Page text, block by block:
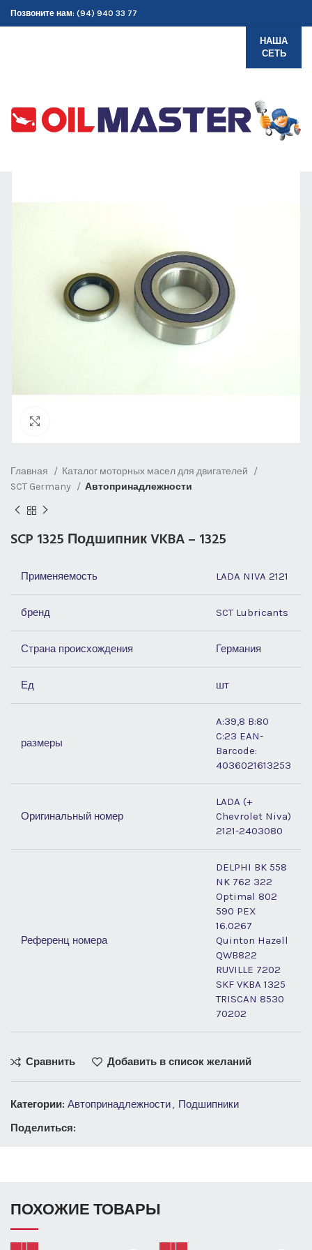
Позвоните нам: (94) 940 33 77
НАША
СЕТЬ
Главная
Каталог моторных масел для двигателей
SCT Germany
Автопринадлежности
SCP 1325 Подшипник VKBA – 1325
Применяемость LADA NIVA 2121
бренд SCT Lubricants
Страна происхождения Германия
Ед шт
размеры
A:39,8 B:80
C:23 EAN-
Barcode:
4036021613253
Оригинальный номер
LADA (+
Chevrolet Niva)
2121-2403080
Референц номера
DELPHI BK 558
NK 762 322
Optimal 802
590 PEX
16.0267
Quinton Hazell
QWB822
RUVILLE 7202
SKF VKBA 1325
TRISCAN 8530
70202
Сравнить Добавить в список желаний
Категории: Автопринадлежности
Подшипники
Поделиться:
ПОХОЖИЕ ТОВАРЫ